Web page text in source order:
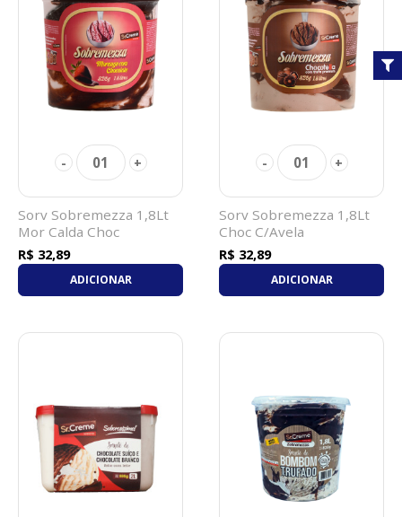
- 01 +
Sorv Sobremezza 1,8Lt
Mor Calda Choc
R$ 32,89
ADICIONAR
- 01 +
Sorv Sobremezza 1,8Lt
Choc C/Avela
R$ 32,89
ADICIONAR